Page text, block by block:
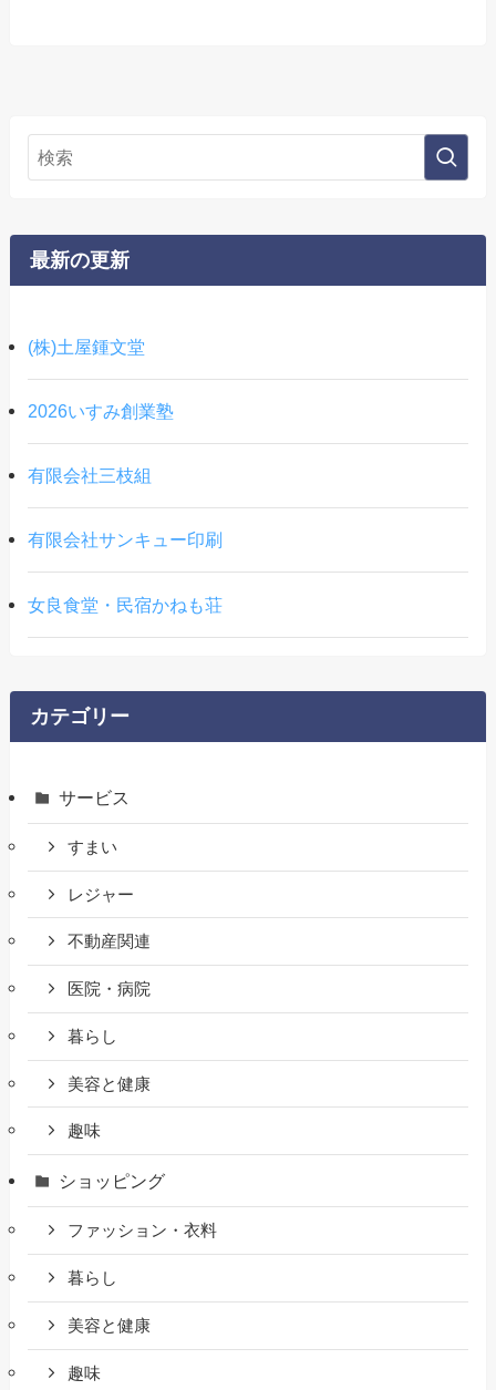
最新の更新
(株)土屋鍾文堂
2026いすみ創業塾
有限会社三枝組
有限会社サンキュー印刷
女良食堂・民宿かねも荘
カテゴリー
サービス
すまい
レジャー
不動産関連
医院・病院
暮らし
美容と健康
趣味
ショッピング
ファッション・衣料
暮らし
美容と健康
趣味